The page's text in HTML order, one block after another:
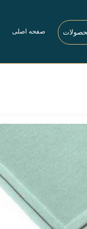
صفحه اصلی